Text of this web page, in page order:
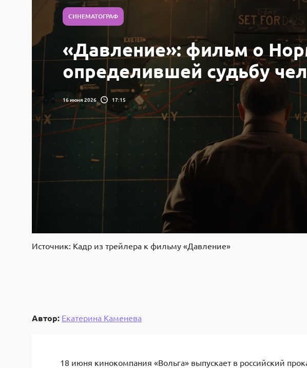
СИНЕМАТОГРАФ
«Давление»: фильм о
определившей судьбу
16 июня 2026 17:15
Источник: Кадр из трейлера к фильму «Давление»
Автор: Екатерина Каменева
18 июня кинокомпания «Вольга» выпускает в российский